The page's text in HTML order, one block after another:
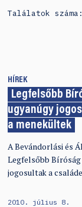
Találatok
HÍREK
Legfelsőbb
ugyanúgy
a menekültek
A Bevándorlási és
Legfelsőbb
jogosultak a
2010. július 8.